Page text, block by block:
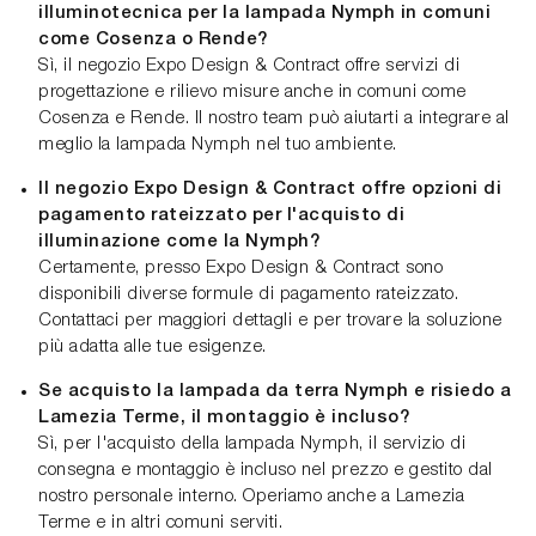
illuminotecnica per la lampada Nymph in comuni
come Cosenza o Rende?
Sì, il negozio Expo Design & Contract offre servizi di
progettazione e rilievo misure anche in comuni come
Cosenza e Rende. Il nostro team può aiutarti a integrare al
meglio la lampada Nymph nel tuo ambiente.
Il negozio Expo Design & Contract offre opzioni di
pagamento rateizzato per l'acquisto di
illuminazione come la Nymph?
Certamente, presso Expo Design & Contract sono
disponibili diverse formule di pagamento rateizzato.
Contattaci per maggiori dettagli e per trovare la soluzione
più adatta alle tue esigenze.
Se acquisto la lampada da terra Nymph e risiedo a
Lamezia Terme, il montaggio è incluso?
Sì, per l'acquisto della lampada Nymph, il servizio di
consegna e montaggio è incluso nel prezzo e gestito dal
nostro personale interno. Operiamo anche a Lamezia
Terme e in altri comuni serviti.